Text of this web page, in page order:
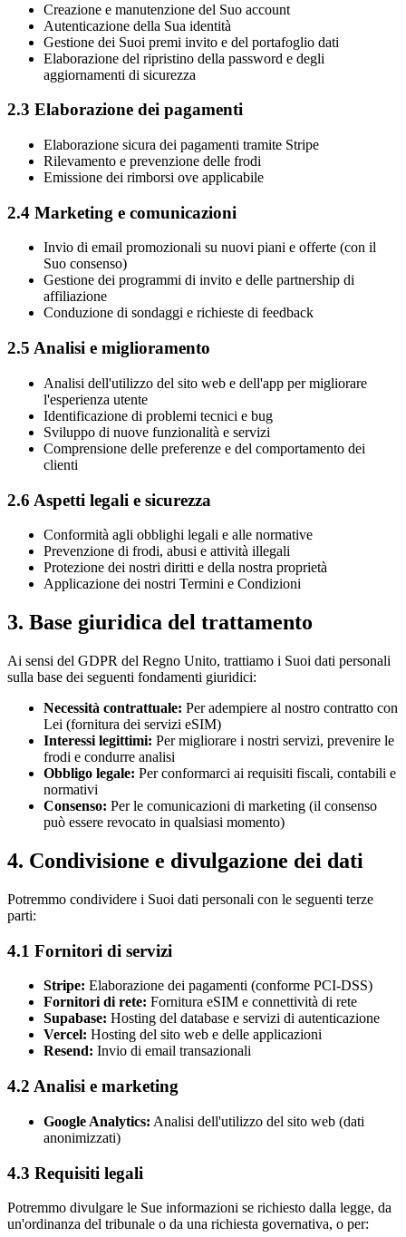
Creazione e manutenzione del Suo account
Autenticazione della Sua identità
Gestione dei Suoi premi invito e del portafoglio dati
Elaborazione del ripristino della password e degli
aggiornamenti di sicurezza
2.3 Elaborazione dei pagamenti
Elaborazione sicura dei pagamenti tramite Stripe
Rilevamento e prevenzione delle frodi
Emissione dei rimborsi ove applicabile
2.4 Marketing e comunicazioni
Invio di email promozionali su nuovi piani e offerte (con il
Suo consenso)
Gestione dei programmi di invito e delle partnership di
affiliazione
Conduzione di sondaggi e richieste di feedback
2.5 Analisi e miglioramento
Analisi dell'utilizzo del sito web e dell'app per migliorare
l'esperienza utente
Identificazione di problemi tecnici e bug
Sviluppo di nuove funzionalità e servizi
Comprensione delle preferenze e del comportamento dei
clienti
2.6 Aspetti legali e sicurezza
Conformità agli obblighi legali e alle normative
Prevenzione di frodi, abusi e attività illegali
Protezione dei nostri diritti e della nostra proprietà
Applicazione dei nostri Termini e Condizioni
3. Base giuridica del trattamento
Ai sensi del GDPR del Regno Unito, trattiamo i Suoi dati personali
sulla base dei seguenti fondamenti giuridici:
Necessità contrattuale: Per adempiere al nostro contratto con
Lei (fornitura dei servizi eSIM)
Interessi legittimi: Per migliorare i nostri servizi, prevenire le
frodi e condurre analisi
Obbligo legale: Per conformarci ai requisiti fiscali, contabili e
normativi
Consenso: Per le comunicazioni di marketing (il consenso
può essere revocato in qualsiasi momento)
4. Condivisione e divulgazione dei dati
Potremmo condividere i Suoi dati personali con le seguenti terze
parti:
4.1 Fornitori di servizi
Stripe: Elaborazione dei pagamenti (conforme PCI-DSS)
Fornitori di rete: Fornitura eSIM e connettività di rete
Supabase: Hosting del database e servizi di autenticazione
Vercel: Hosting del sito web e delle applicazioni
Resend: Invio di email transazionali
4.2 Analisi e marketing
Google Analytics: Analisi dell'utilizzo del sito web (dati
anonimizzati)
4.3 Requisiti legali
Potremmo divulgare le Sue informazioni se richiesto dalla legge, da
un'ordinanza del tribunale o da una richiesta governativa, o per: